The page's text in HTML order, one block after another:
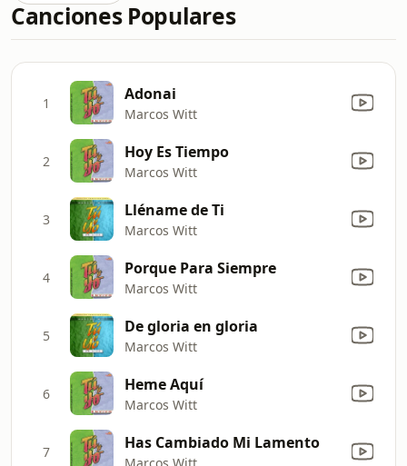
Canciones Populares
1 Adonai
Marcos Witt
2 Hoy Es Tiempo
Marcos Witt
3 Lléname de Ti
Marcos Witt
4 Porque Para Siempre
Marcos Witt
5 De gloria en gloria
Marcos Witt
6 Heme Aquí
Marcos Witt
7 Has Cambiado Mi Lamento
Marcos Witt